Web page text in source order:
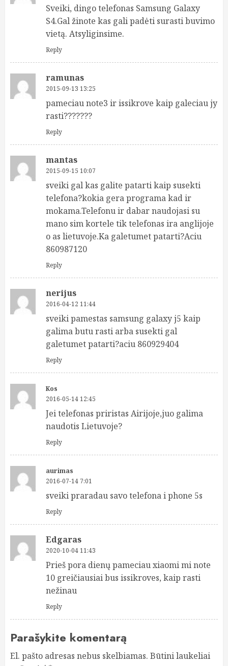
Sveiki, dingo telefonas Samsung Galaxy
S4.Gal žinote kas gali padėti surasti buvimo
vietą. Atsyliginsime.
Reply
ramunas
2015-09-13 13:25
pameciau note3 ir issikrove kaip galeciau jy
rasti???????
Reply
mantas
2015-09-15 10:07
sveiki gal kas galite patarti kaip susekti
telefona?kokia gera programa kad ir
mokama.Telefonu ir dabar naudojasi su
mano sim kortele tik telefonas ira anglijoje
o as lietuvoje.Ka galetumet patarti?Aciu
860987120
Reply
nerijus
2016-04-12 11:44
sveiki pamestas samsung galaxy j5 kaip
galima butu rasti arba susekti gal
galetumet patarti?aciu 860929404
Reply
Kos
2016-05-14 12:45
Jei telefonas priristas Airijoje,juo galima
naudotis Lietuvoje?
Reply
aurimas
2016-07-14 7:01
sveiki praradau savo telefona i phone 5s
Reply
Edgaras
2020-10-04 11:43
Prieš pora dienų pameciau xiaomi mi note
10 greičiausiai bus issikroves, kaip rasti
nežinau
Reply
Parašykite komentarą
El. pašto adresas nebus skelbiamas. Būtini laukeliai